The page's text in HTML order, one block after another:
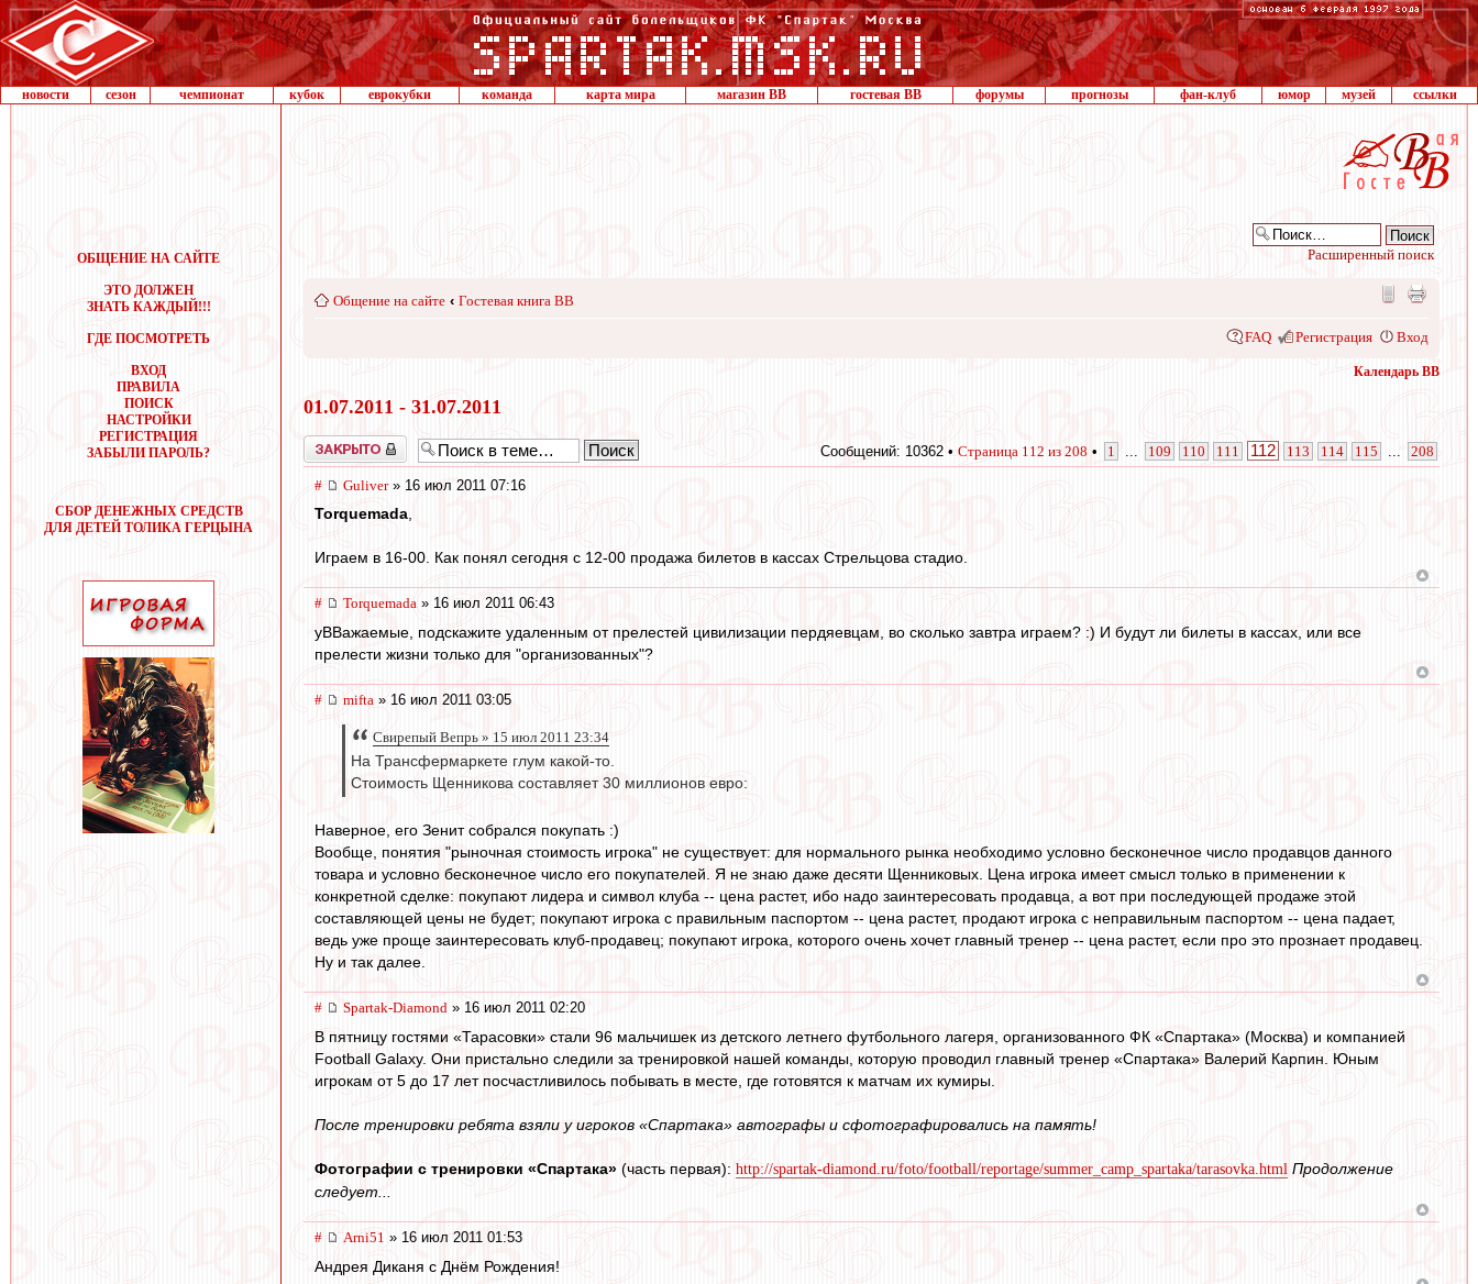
новости сезон чемпионат кубок еврокубки команда карта мира магазин ВВ гостевая ВВ форумы прогнозы фан-клуб юмор музей ссылки
ОБЩЕНИЕ НА САЙТЕ
ЭТО ДОЛЖЕН
ЗНАТЬ КАЖДЫЙ!!!
ГДЕ ПОСМОТРЕТЬ
ВХОД
ПРАВИЛА
ПОИСК
НАСТРОЙКИ
РЕГИСТРАЦИЯ
ЗАБЫЛИ ПАРОЛЬ?
СБОР ДЕНЕЖНЫХ СРЕДСТВ
ДЛЯ ДЕТЕЙ ТОЛИКА ГЕРЦЫНА
Расширенный поиск
Общение на сайте ‹ Гостевая книга ВВ
FAQ Регистрация Вход
Календарь ВВ
01.07.2011 - 31.07.2011
Закрыто Сообщений: 10362 • Страница 112 из 208 • 1 109 110 111 112 113 114 115 208
# Guliver» 16 июл 2011 07:16
Torquemada,
Играем в 16-00. Как понял сегодня с 12-00 продажа билетов в кассах Стрельцова стадио.
# Torquemada » 16 июл 2011 06:43
уВВажаемые, подскажите удаленным от прелестей цивилизации пердяевцам, во сколько завтра играем? :) И будут ли билеты в кассах, или все
прелести жизни только для "организованных"?
# mifta » 16 июл 2011 03:05
Свирепый Вепрь » 15 июл 2011 23:34
На Трансфермаркете глум какой-то.
Стоимость Щенникова составляет 30 миллионов евро:
Наверное, его Зенит собрался покупать :)
Вообще, понятия "рыночная стоимость игрока" не существует: для нормального рынка необходимо условно бесконечное число продавцов данного
товара и условно бесконечное число его покупателей. Я не знаю даже десяти Щенниковых. Цена игрока имеет смысл только в применении к
конкретной сделке: покупают лидера и символ клуба -- цена растет, ибо надо заинтересовать продавца, а вот при последующей продаже этой
составляющей цены не будет; покупают игрока с правильным паспортом -- цена растет, продают игрока с неправильным паспортом -- цена падает,
ведь уже проще заинтересовать клуб-продавец; покупают игрока, которого очень хочет главный тренер -- цена растет, если про это прознает продавец.
Ну и так далее.
# Spartak-Diamond » 16 июл 2011 02:20
В пятницу гостями «Тарасовки» стали 96 мальчишек из детского летнего футбольного лагеря, организованного ФК «Спартака» (Москва) и компанией
Football Galaxy. Они пристально следили за тренировкой нашей команды, которую проводил главный тренер «Спартака» Валерий Карпин. Юным
игрокам от 5 до 17 лет посчастливилось побывать в месте, где готовятся к матчам их кумиры.
После тренировки ребята взяли у игроков «Спартака» автографы и сфотографировались на память!
Фотографии с тренировки «Спартака» (часть первая): http://spartak-diamond.ru/foto/football/reportage/summer_camp_spartaka/tarasovka.html Продолжение
следует...
# Arni51 » 16 июл 2011 01:53
Андрея Диканя с Днём Рождения!